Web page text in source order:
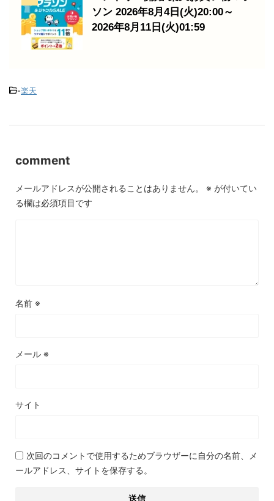
ソン 2026年8月4日(火)20:00～
2026年8月11日(火)01:59
-楽天
comment
メールアドレスが公開されることはありません。 ※ が付いてい
る欄は必須項目です
名前 ※
メール ※
サイト
次回のコメントで使用するためブラウザーに自分の名前、メ
ールアドレス、サイトを保存する。